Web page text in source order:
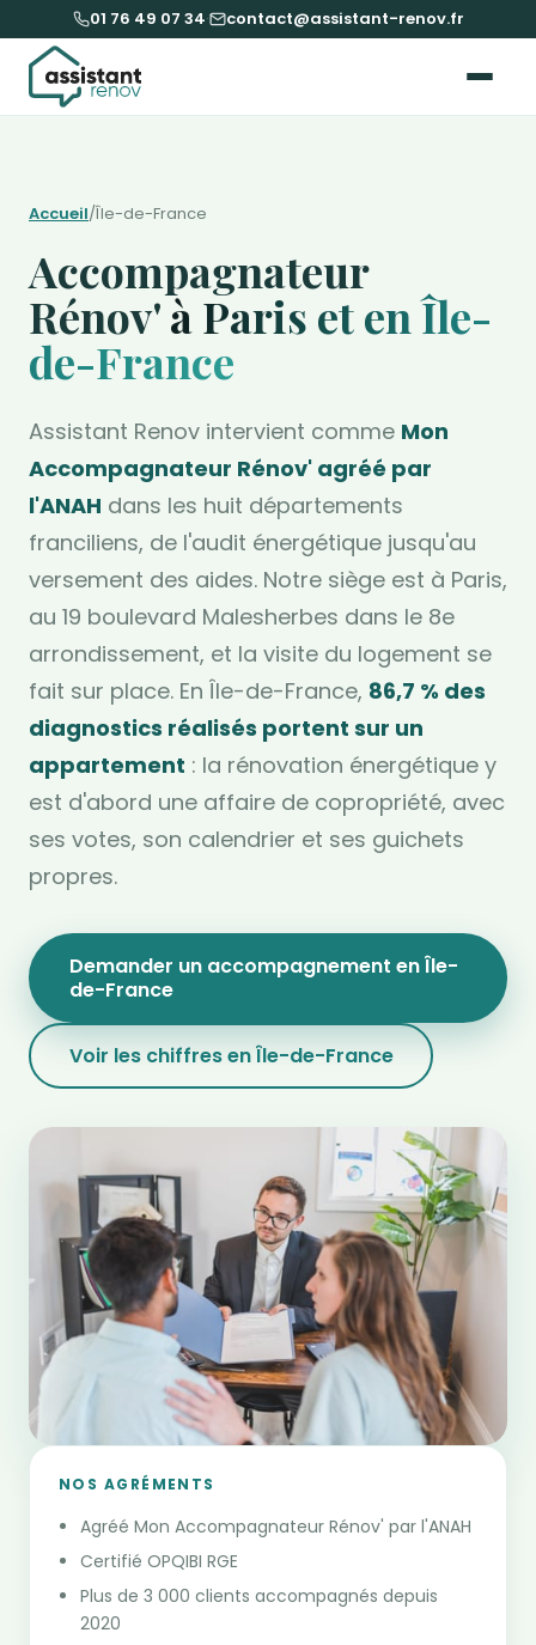
01 76 49 07 34· contact@assistant-renov.fr
Accueil/Île-de-France
Accompagnateur
Rénov'à Paris et en Île-
de-France
Assistant Renov intervient comme Mon
Accompagnateur Rénov' agréé par
l'ANAH dans les huit départements
franciliens, de l'audit énergétique jusqu'au
versement des aides. Notre siège est à Paris,
au 19 boulevard Malesherbes dans le 8e
arrondissement, et la visite du logement se
fait sur place. En Île-de-France, 86,7 % des
diagnostics réalisés portent sur un
appartement : la rénovation énergétique y
est d'abord une affaire de copropriété, avec
ses votes, son calendrier et ses guichets
propres.
Demander un accompagnement en Île-
de-France
Voir les chiffres en Île-de-France
NOS AGRÉMENTS
Agréé Mon Accompagnateur Rénov' par l'ANAH
Certifié OPQIBI RGE
Plus de 3 000 clients accompagnés depuis
2020